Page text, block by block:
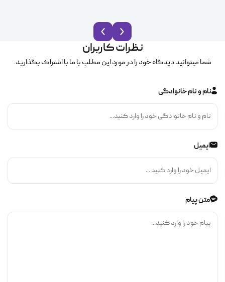
نظرات کاربران
شما میتوانید دیدگاه خود را در مورد این مطلب با ما با اشتراک بگذارید.
نام و نام خانوادگی
ایمیل
متن پیام